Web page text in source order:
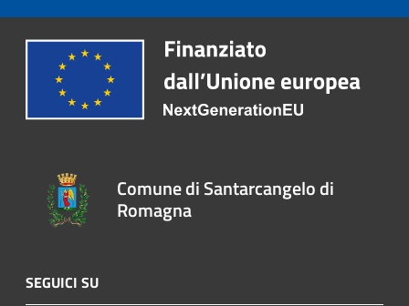
Comune di Santarcangelo di
Romagna
SEGUICI SU